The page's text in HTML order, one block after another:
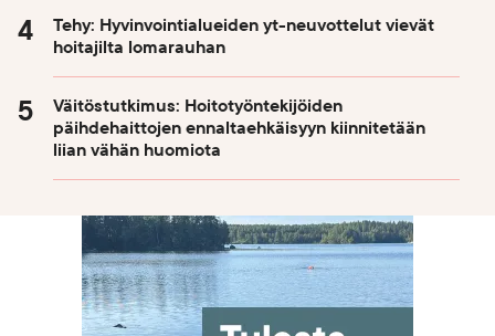
Tehy: Hyvinvointialueiden yt-neuvottelut vievät
hoitajilta lomarauhan
Väitöstutkimus: Hoitotyöntekijöiden
päihdehaittojen ennaltaehkäisyyn kiinnitetään
liian vähän huomiota